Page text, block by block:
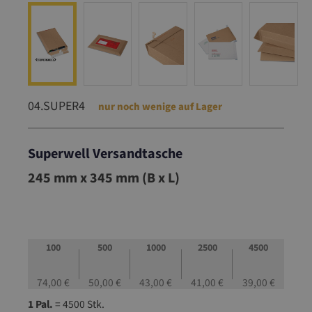
04.SUPER4 nur noch wenige auf Lager
Superwell Versandtasche
04.SUPER4
245 mm x 345 mm (B x L)
100
74,00 €
500
50,00 €
1000
43,00 €
2500
41,00 €
4500
39,00 €
1 Pal.= 4500 Stk.